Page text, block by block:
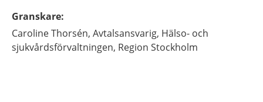
Granskare:
CarolineThorsén, Avtalsansvarig, Hälso- och
sjukvårdsförvaltningen, Region Stockholm